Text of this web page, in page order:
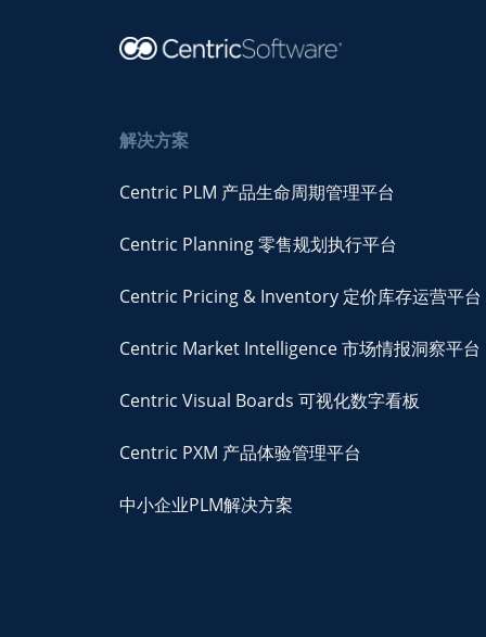
解决方案
Centric PLM 产品生命周期管理平台
Centric Planning 零售规划执行平台
Centric Pricing & Inventory 定价库存运营平台
Centric Market Intelligence 市场情报洞察平台
Centric Visual Boards 可视化数字看板
Centric PXM 产品体验管理平台
中小企业PLM解决方案